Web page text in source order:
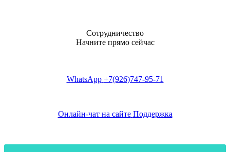
Сотрудничество
Начните прямо сейчас
WhatsApp +7(926)747-95-71
Онлайн-чат на сайте Поддержка